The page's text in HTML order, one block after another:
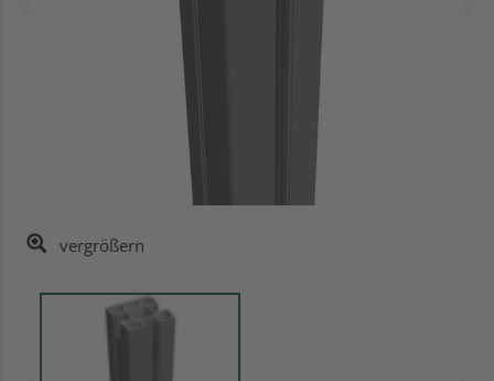
vergrößern